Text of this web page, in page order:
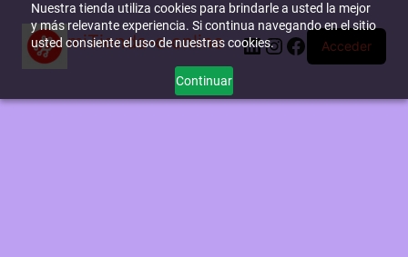
Nuestra tienda utiliza cookies para brindarle a usted la mejor
y más relevante experiencia. Si continua navegando en el sitio
usted consiente el uso de nuestras cookies.
Continuar
miTienda-e.online LinkedIn
Instagram
Facebook
Acceder